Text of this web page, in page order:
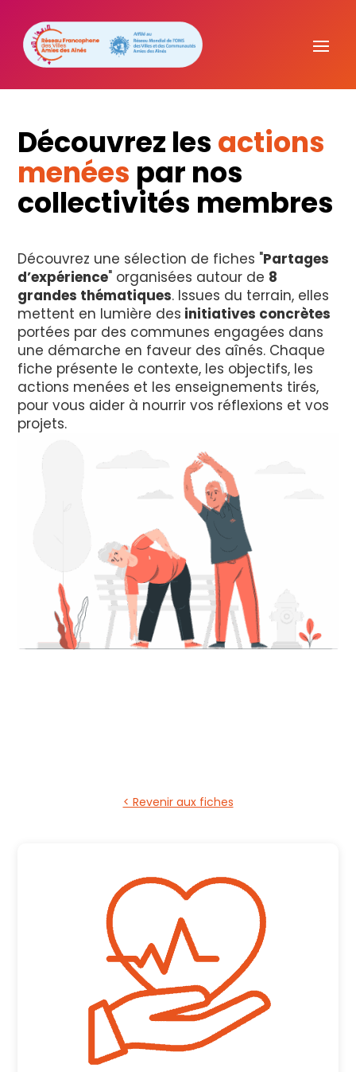
Découvrez les actions
menées par nos
collectivités membres
Découvrez une sélection de fiches "Partages
d’expérience" organisées autour de 8
grandes thématiques. Issues du terrain, elles
mettent en lumière des initiatives concrètes
portées par des communes engagées dans
une démarche en faveur des aînés. Chaque
fiche présente le contexte, les objectifs, les
actions menées et les enseignements tirés,
pour vous aider à nourrir vos réflexions et vos
projets.
< Revenir aux fiches